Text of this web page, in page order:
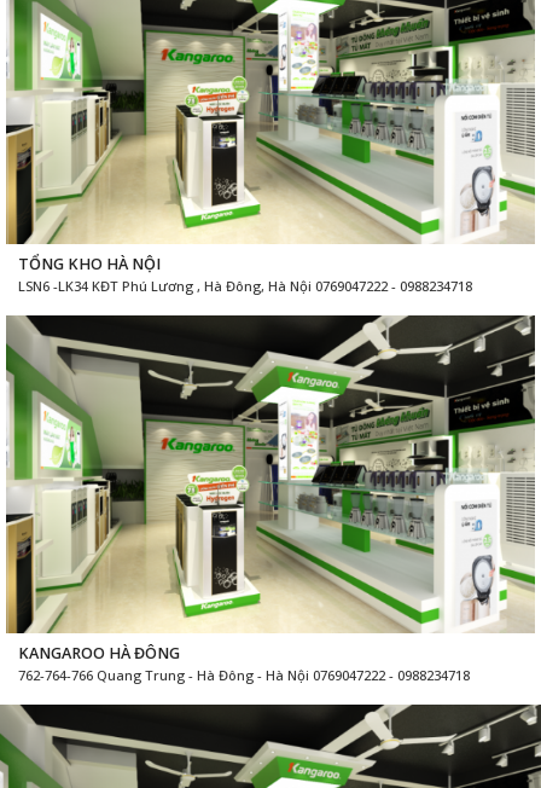
TỔNG KHO HÀ NỘI
LSN6 -LK34 KĐT Phú Lương , Hà Đông, Hà Nội 0769047222 - 0988234718
KANGAROO HÀ ĐÔNG
762-764-766 Quang Trung - Hà Đông - Hà Nội 0769047222 - 0988234718